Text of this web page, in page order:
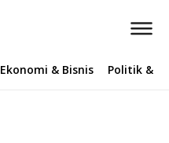
Ekonomi & Bisnis Politik &